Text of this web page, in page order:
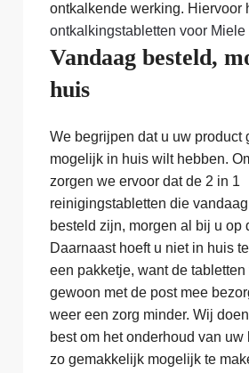
ontkalkende werking. Hiervoor
ontkalkingstabletten voor Miele
Vandaag besteld,
huis
We begrijpen dat u uw product
mogelijk in huis wilt hebben.
zorgen we ervoor dat de 2 in 1
reinigingstabletten die
besteld zijn, morgen al bij u op
Daarnaast hoeft u niet in huis
een pakketje, want de tabletten
gewoon met de post mee
weer een zorg minder. Wij
best om het onderhoud van
zo gemakkelijk mogelijk te